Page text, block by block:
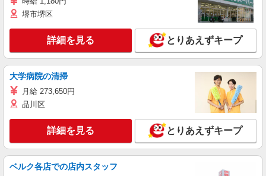
堺市堺区
詳細を見る とりあえずキープ
大学病院の清掃
月給 273,650円
品川区
詳細を見る とりあえずキープ
ベルク各店での店内スタッフ